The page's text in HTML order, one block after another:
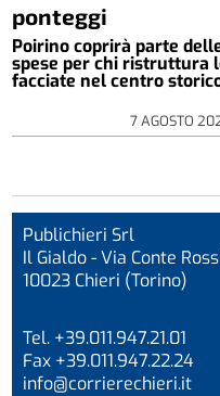
ponteggi
Poirino coprirà parte
spese per chi ristruttura
facciate nel centro
7 AGOSTO
Publichieri Srl
Il Gialdo - Via Conte
10023 Chieri (Torino)
Tel. +39.011.947.21.01
Fax +39.011.947.22.24
info@corrierechieri.it